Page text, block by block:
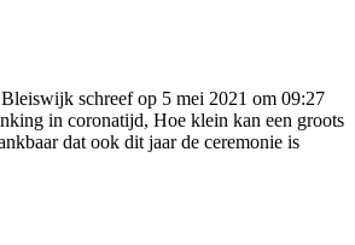
Bleiswijk schreef op 5 mei 2021 om 09:27
in coronatijd, Hoe klein kan een groots
dat ook dit jaar de ceremonie is